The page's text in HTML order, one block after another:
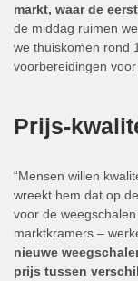
markt, waar de
de middag ruimen
we thuiskomen rond
voorbereidingen
Prijs-
“Mensen willen
wreekt hem dat op
voor de
marktkramers –
nieuwe
prijs tussen